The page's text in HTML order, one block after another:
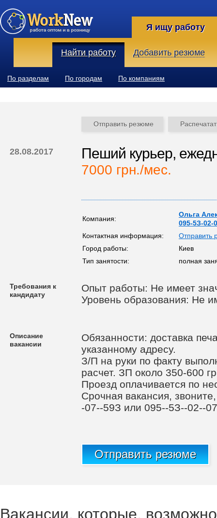
Я ищу работу
Найти работу Добавить резюме
По разделам По городам По компаниям
Отправить резюме
28.08.2017 Пеший курьер,
7000 грн./мес.
Компания:
Ольга
095-5З-02-
Контактная информация:
Отправить
Город работы:
Киев
Тип занятости:
полная
Требования к
кандидату
Опыт работы: Не имеет
Уровень образования: Не
Описание
вакансии
Обязанности: доставка
указанному адресу.
З/П на руки по факту
расчет. ЗП около 350-600
Проезд оплачивается по
Срочная вакансия,
-07--59З или 095--5З--02--
Отправить резюме
Вакансии, которые,